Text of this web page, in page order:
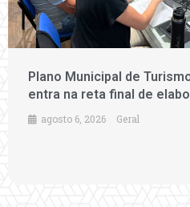
Plano Municipal de
entra na reta final de
agosto 6, 2026 Geral